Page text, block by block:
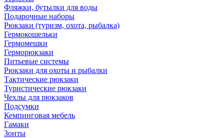
Фляжки, бутылки для воды
Подарочные наборы
Рюкзаки (туризм, охота, рыбалка)
Гермокошельки
Гермомешки
Герморюкзаки
Питьевые системы
Рюкзаки для охоты и рыбалки
Тактические рюкзаки
Туристические рюкзаки
Чехлы для рюкзаков
Подсумки
Кемпинговая мебель
Гамаки
Зонты